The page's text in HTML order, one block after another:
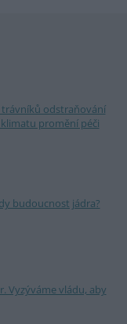
odstraňování
promění péči
budoucnost jádra?
Vyzýváme vládu, aby